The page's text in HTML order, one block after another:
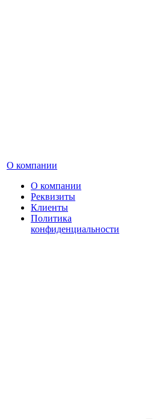
О компании
О компании
Реквизиты
Клиенты
Политика
конфиденциальности